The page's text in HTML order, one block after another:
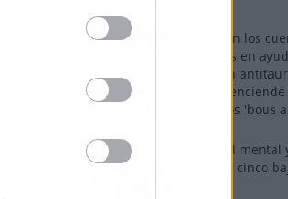
Fuego en los
millones en
rebelión
Alfafar
sobre los 'bous
La salud
de cada cinco